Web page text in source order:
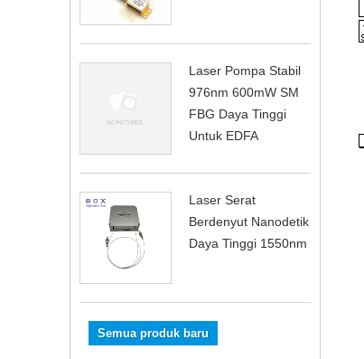
Laser Pompa Stabil
976nm 600mW SM
FBG Daya Tinggi
Untuk EDFA
Laser Serat
Berdenyut Nanodetik
Daya Tinggi 1550nm
Semua produk baru